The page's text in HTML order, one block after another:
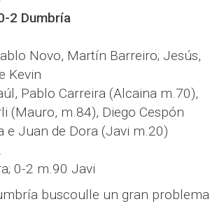
2 Dumbría
Novo, Martín Barreiro; Jesús,
Kevin
Pablo Carreira (Alcaina m.70),
(Mauro, m.84), Diego Cespón
e Juan de Dora (Javi m.20)
0-2 m.90 Javi
buscoulle un gran problema